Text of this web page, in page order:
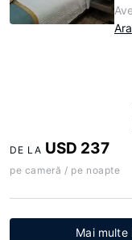
DE LA USD 237
pe cameră / pe noapte
Mai multe